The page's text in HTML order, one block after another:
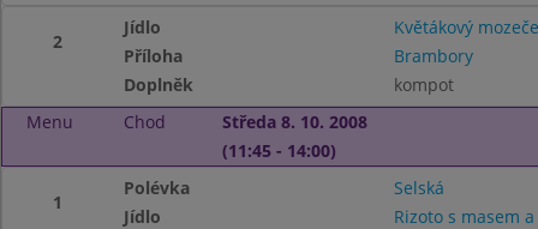
2
Jídlo
Květákový
Příloha
Brambory
Doplněk
kompot
Menu
Chod
Středa 8. 10. 2008
(11:45 - 14:00)
1
Polévka
Selská
Jídlo
Rizoto s masem